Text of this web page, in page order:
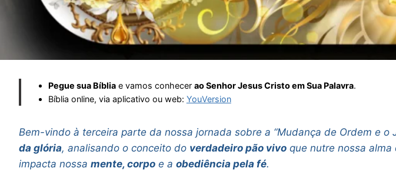
Pegue sua Bíbliae vamos conhecer ao Senhor Jesus Cristo em Sua Palavra.
Bíblia online, via aplicativo ou web: YouVersion
Bem-vindo à terceira parte da nossa jornada sobre a “Mudança de Ordem e
da glória, analisando o conceito do verdadeiro pão vivo que nutre nossa
impacta nossa mente, corpo e a obediência pela fé.